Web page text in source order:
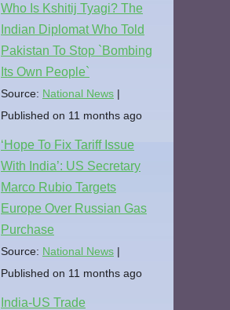
Who Is Kshitij Tyagi? The
Indian Diplomat Who Told
Pakistan To Stop `Bombing
Its Own People`
Source: National News
Published on 11 months ago
‘Hope To Fix Tariff Issue
With India’: US Secretary
Marco Rubio Targets
Europe Over Russian Gas
Purchase
Source: National News
Published on 11 months ago
India-US Trade